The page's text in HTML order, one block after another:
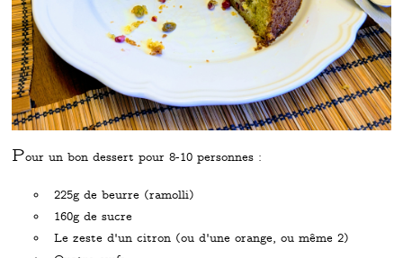
Pour un bon dessert pour 8-10 personnes :
225g de beurre (ramolli)
160g de sucre
Le zeste d'un citron (ou d'une orange, ou même 2)